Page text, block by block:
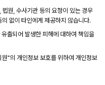
원, 수사기관 등의 요청이 있는 경우
없이 타인에게 제공하지 않습니다.
출되어 발생한 피해에 대하여 책임을
"의 개인정보 보호를 위하여 개인정보